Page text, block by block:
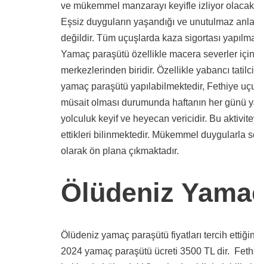
ve mükemmel manzarayı keyifle izliyor
Eşsiz duyguların yaşandığı ve unutulmaz
değildir. Tüm uçuşlarda kaza sigortası
Yamaç paraşütü özellikle macera severler
merkezlerinden biridir. Özellikle yabancı
yamaç paraşütü yapılabilmektedir, Fethiye
müsait olması durumunda haftanın her günü
yolculuk keyif ve heyecan vericidir. Bu
ettikleri bilinmektedir. Mükemmel duygularla
olarak ön plana çıkmaktadır.
Ölüdeniz
Ölüdeniz yamaç paraşütü fiyatları tercih
2024 yamaç paraşütü ücreti 3500 TL dir.